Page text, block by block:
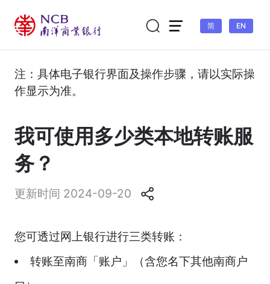
简 EN
注：具体电子银行界面及操作步骤，请以实际操
作显示为准。
个人手机银行&个人网上银行
我可使用多少类本地转账服
务？
更新时间 2024-09-20
您可透过网上银行进行三类转账：
转账至南商「账户」（含您名下其他南商户